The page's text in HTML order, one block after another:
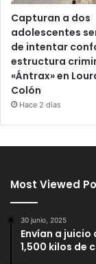
Capturan a dos
adolescentes
de intentar
estructura
«Ántrax» en
Colón
Hace 2 días
Most Viewed
30 junio, 2025
Envían a
1,500 kilos de